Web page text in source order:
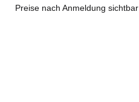
Preise nach Anmeldung sichtbar